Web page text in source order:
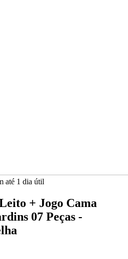
até 1 dia útil
+ Jogo Cama
07 Peças -